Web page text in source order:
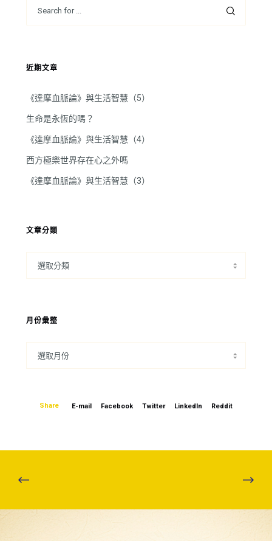
近期文章
《達摩血脈論》與生活智慧（5）
生命是永恆的嗎？
《達摩血脈論》與生活智慧（4）
西方極樂世界存在心之外嗎
《達摩血脈論》與生活智慧（3）
文章分類
月份彙整
Share E-mail Facebook Twitter LinkedIn Reddit